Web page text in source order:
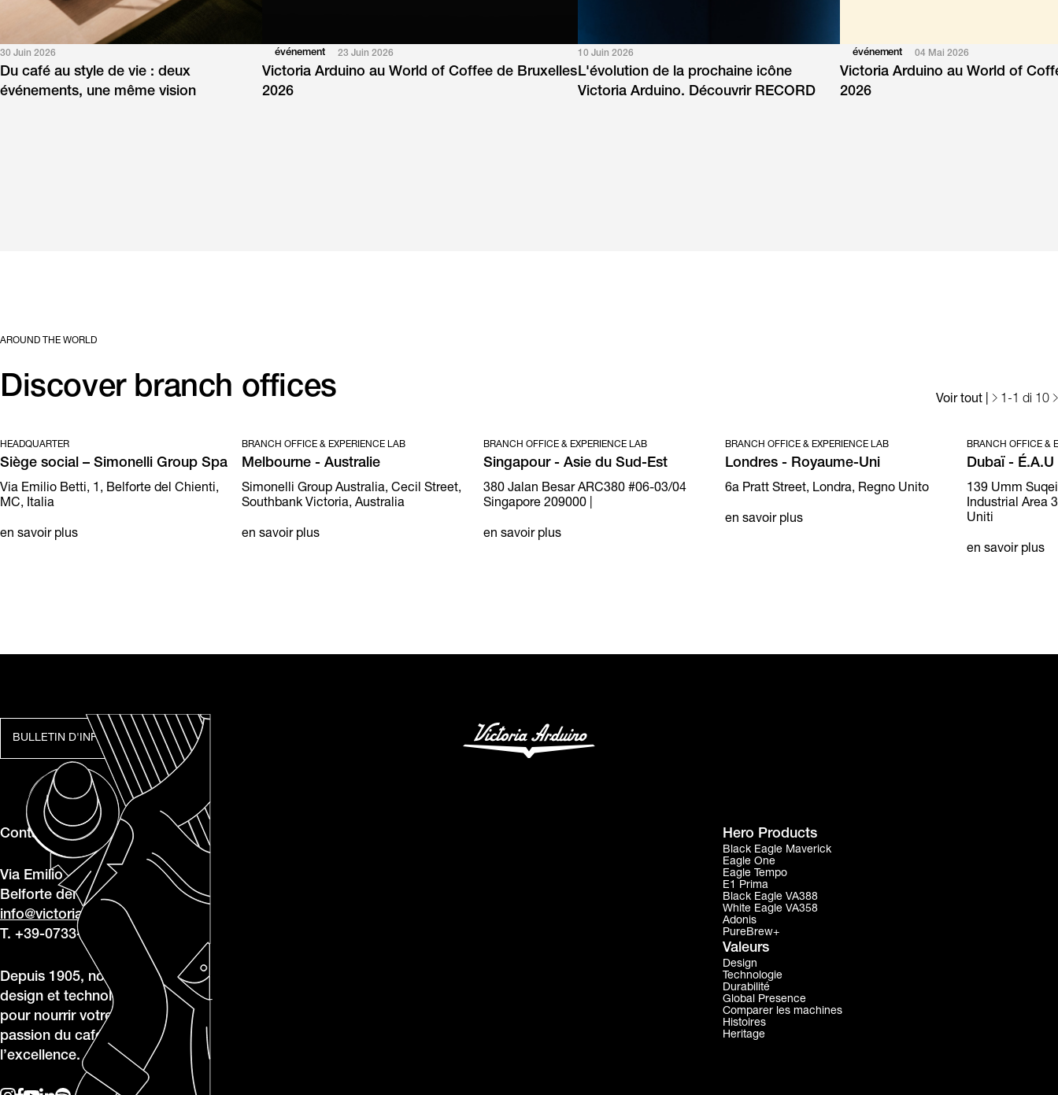
30 Juin 2026
Du café au style de vie : deux
événements, une même vision
événement 23 Juin 2026
Victoria Arduino au World of Coffee de Bruxelles
2026
10 Juin 2026
L'évolution de la prochaine icône
Victoria Arduino. Découvrir RECORD
événement 04 Mai 2026
Victoria Arduino au World of
2026
AROUND THE WORLD
Discover branch offices Voir tout 1 - 1 di 10
HEADQUARTER
Siège social – Simonelli Group Spa
Via Emilio Betti, 1, Belforte del Chienti,
MC, Italia
en savoir plus
BRANCH OFFICE & EXPERIENCE LAB
Melbourne - Australie
Simonelli Group Australia, Cecil Street,
Southbank Victoria, Australia
en savoir plus
BRANCH OFFICE & EXPERIENCE LAB
Singapour - Asie du Sud-Est
380 Jalan Besar ARC380 #06-03/04
Singapore 209000 |
en savoir plus
BRANCH OFFICE & EXPERIENCE LAB
Londres - Royaume-Uni
6a Pratt Street, Londra, Regno Unito
en savoir plus
BRANCH OFFICE &
Dubaï - É.A.U
139 Umm
Industrial Area
Uniti
en savoir plus
BULLETIN D'INFORMATION
Contacts
Via Emilio Betti, 1, 62020
Belforte del Chienti MC
info@victoriaarduino.com
T. +39-0733-950243
Depuis 1905, nous allions
design et technologie
pour nourrir votre
passion du café et de
l’excellence.
Hero Products
Black Eagle Maverick
Eagle One
Eagle Tempo
E1 Prima
Black Eagle VA388
White Eagle VA358
Adonis
PureBrew+
Valeurs
Design
Technologie
Durabilité
Global Presence
Comparer les machines
Histoires
Heritage